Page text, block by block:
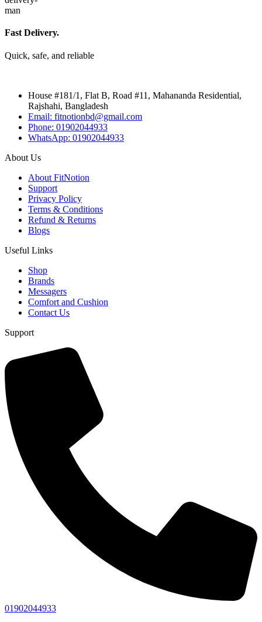
Fast Delivery.
Quick, safe, and reliable
House #181/1, Flat B, Road #11, Mahananda Residential,
Rajshahi, Bangladesh
Email: fitnotionbd@gmail.com
Phone: 01902044933
WhatsApp: 01902044933
About Us
About FitNotion
Support
Privacy Policy
Terms & Conditions
Refund & Returns
Blogs
Useful Links
Shop
Brands
Messagers
Comfort and Cushion
Contact Us
Support
01902044933